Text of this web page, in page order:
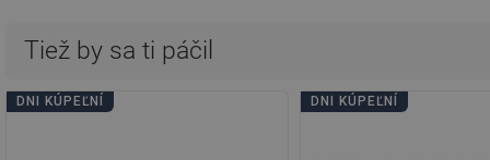
Tiež by sa ti páčil
DNI KÚPEĽNÍ DNI KÚPEĽNÍ